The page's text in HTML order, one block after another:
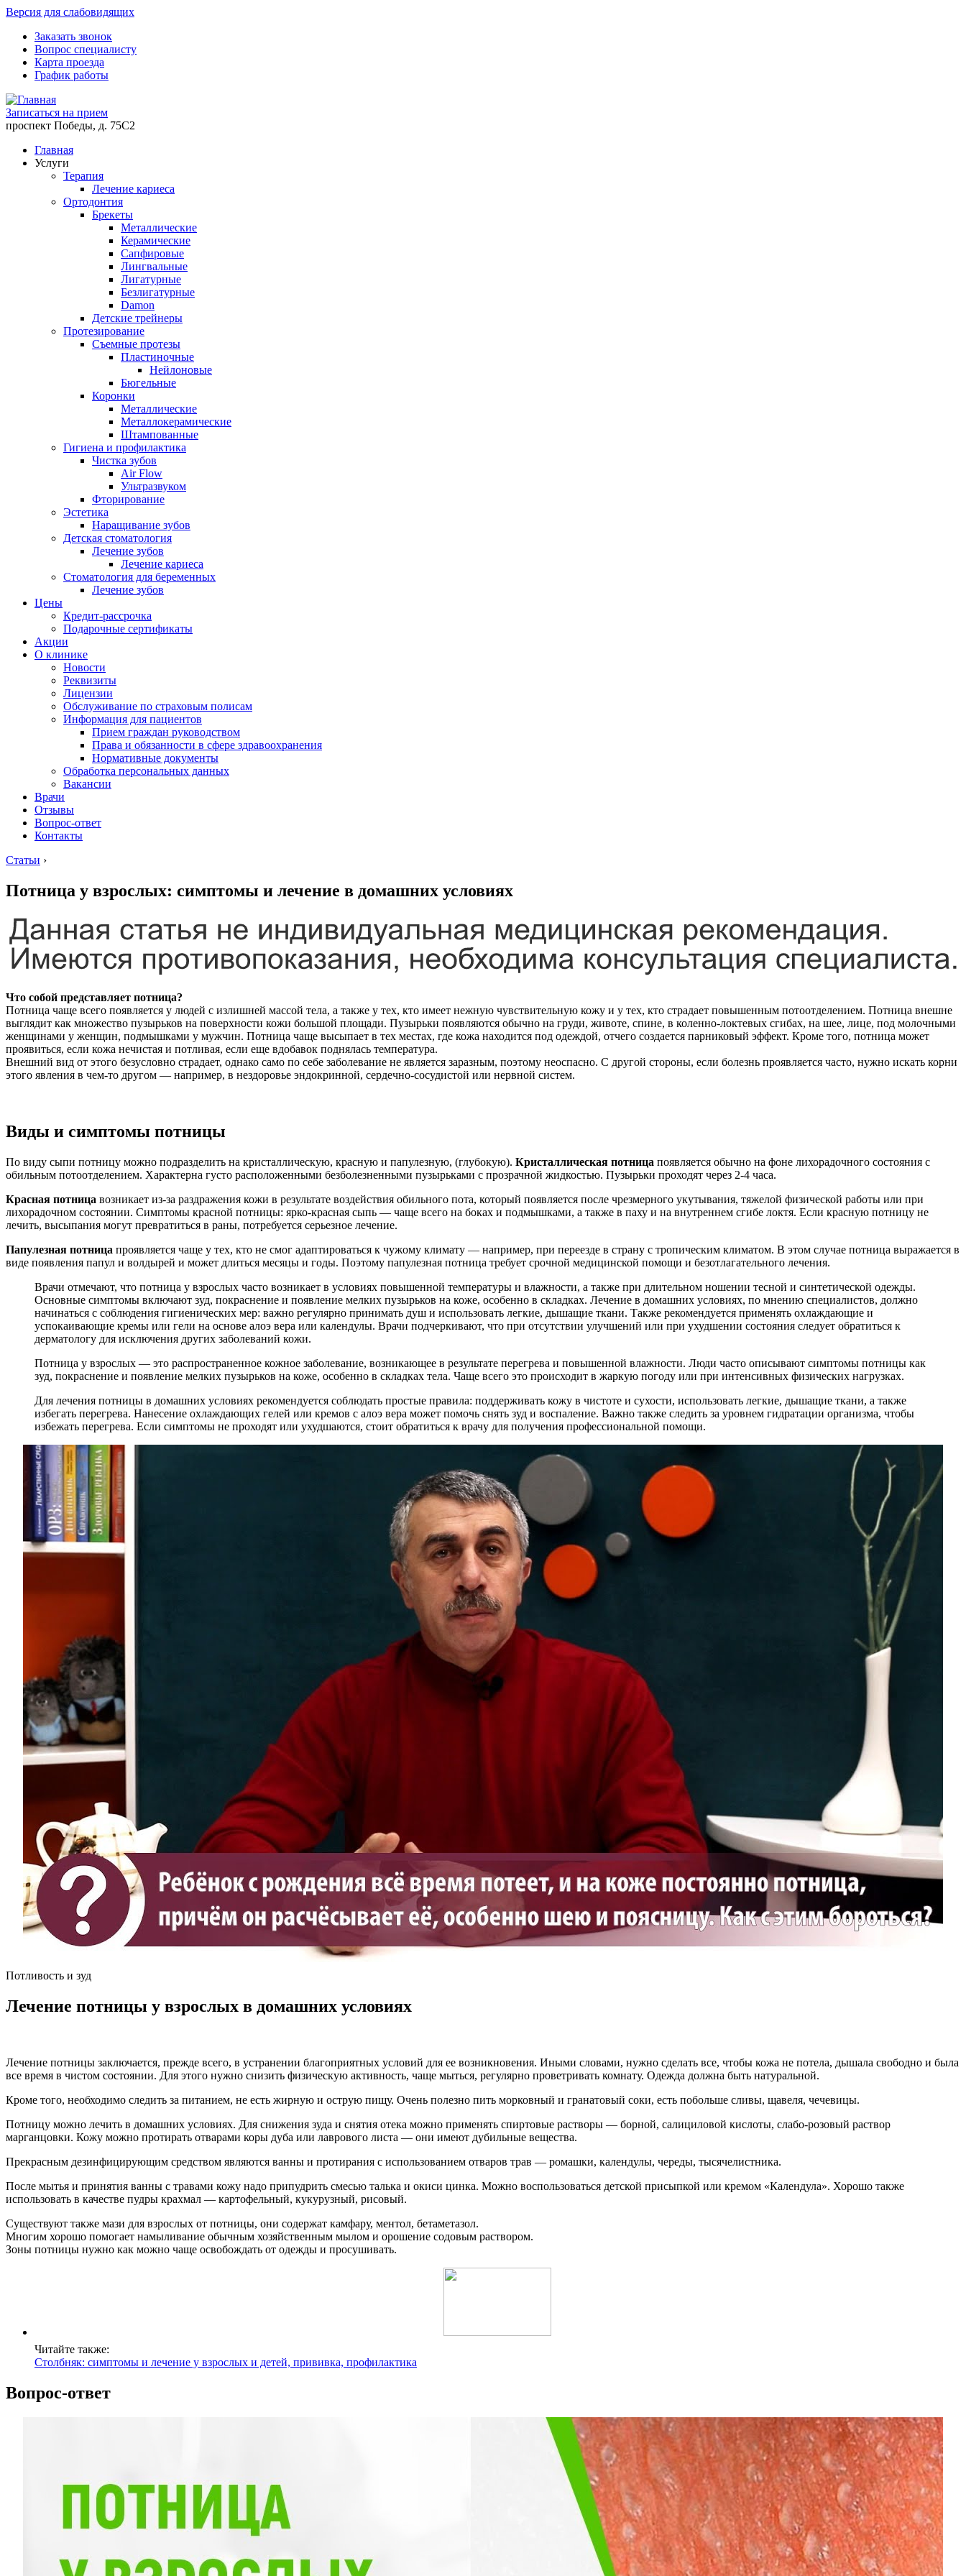
Версия для слабовидящих
Заказать звонок
Вопрос специалисту
Карта проезда
График работы
Записаться на прием
проспект Победы, д. 75C2
Главная
Услуги
Терапия
Лечение кариеса
Ортодонтия
Брекеты
Металлические
Керамические
Cапфировые
Лингвальные
Лигатурные
Безлигатурные
Damon
Детские трейнеры
Протезирование
Съемные протезы
Пластиночные
Нейлоновые
Бюгельные
Коронки
Металлические
Металлокерамические
Штампованные
Гигиена и профилактика
Чистка зубов
Air Flow
Ультразвуком
Фторирование
Эстетика
Наращивание зубов
Детская стоматология
Лечение зубов
Лечение кариеса
Стоматология для беременных
Лечение зубов
Цены
Кредит-рассрочка
Подарочные сертификаты
Акции
О клинике
Новости
Реквизиты
Лицензии
Обслуживание по страховым полисам
Информация для пациентов
Прием граждан руководством
Права и обязанности в сфере здравоохранения
Нормативные документы
Обработка персональных данных
Вакансии
Врачи
Отзывы
Вопрос-ответ
Контакты
Статьи ›
Потница у взрослых: симптомы и лечение в домашних условиях
Что собой представляет потница?
Потница чаще всего появляется у людей с излишней массой тела, а также у тех, кто имеет нежную чувствительную кожу и у тех, кто страдает повышенным потоотделением. Потница внешне
выглядит как множество пузырьков на поверхности кожи большой площади. Пузырьки появляются обычно на груди, животе, спине, в коленно-локтевых сгибах, на шее, лице, под молочными
женщинами у женщин, подмышками у мужчин. Потница чаще высыпает в тех местах, где кожа находится под одеждой, отчего создается парниковый эффект. Кроме того, потница может
проявиться, если кожа нечистая и потливая, если еще вдобавок поднялась температура.
Внешний вид от этого безусловно страдает, однако само по себе заболевание не является заразным, поэтому неоспасно. С другой стороны, если болезнь проявляется часто, нужно искать корни
этого явления в чем-то другом — например, в нездоровье эндокринной, сердечно-сосудистой или нервной систем.
Виды и симптомы потницы
По виду сыпи потницу можно подразделить на кристаллическую, красную и папулезную, (глубокую). Кристаллическая потница появляется обычно на фоне лихорадочного состояния с
обильным потоотделением. Характерна густо расположенными безболезненными пузырьками с прозрачной жидкостью. Пузырьки проходят через 2-4 часа.
Красная потница возникает из-за раздражения кожи в результате воздействия обильного пота, который появляется после чрезмерного укутывания, тяжелой физической работы или при
лихорадочном состоянии. Симптомы красной потницы: ярко-красная сыпь — чаще всего на боках и подмышками, а также в паху и на внутреннем сгибе локтя. Если красную потницу не
лечить, высыпания могут превратиться в раны, потребуется серьезное лечение.
Папулезная потница проявляется чаще у тех, кто не смог адаптироваться к чужому климату — например, при переезде в страну с тропическим климатом. В этом случае потница выражается в
виде появления папул и волдырей и может длиться месяцы и годы. Поэтому папулезная потница требует срочной медицинской помощи и безотлагательного лечения.
Врачи отмечают, что потница у взрослых часто возникает в условиях повышенной температуры и влажности, а также при длительном ношении тесной и синтетической одежды.
Основные симптомы включают зуд, покраснение и появление мелких пузырьков на коже, особенно в складках. Лечение в домашних условиях, по мнению специалистов, должно
начинаться с соблюдения гигиенических мер: важно регулярно принимать душ и использовать легкие, дышащие ткани. Также рекомендуется применять охлаждающие и
успокаивающие кремы или гели на основе алоэ вера или календулы. Врачи подчеркивают, что при отсутствии улучшений или при ухудшении состояния следует обратиться к
дерматологу для исключения других заболеваний кожи.
Потница у взрослых — это распространенное кожное заболевание, возникающее в результате перегрева и повышенной влажности. Люди часто описывают симптомы потницы как
зуд, покраснение и появление мелких пузырьков на коже, особенно в складках тела. Чаще всего это происходит в жаркую погоду или при интенсивных физических нагрузках.
Для лечения потницы в домашних условиях рекомендуется соблюдать простые правила: поддерживать кожу в чистоте и сухости, использовать легкие, дышащие ткани, а также
избегать перегрева. Нанесение охлаждающих гелей или кремов с алоэ вера может помочь снять зуд и воспаление. Важно также следить за уровнем гидратации организма, чтобы
избежать перегрева. Если симптомы не проходят или ухудшаются, стоит обратиться к врачу для получения профессиональной помощи.
Потливость и зуд
Лечение потницы у взрослых в домашних условиях
Лечение потницы заключается, прежде всего, в устранении благоприятных условий для ее возникновения. Иными словами, нужно сделать все, чтобы кожа не потела, дышала свободно и была
все время в чистом состоянии. Для этого нужно снизить физическую активность, чаще мыться, регулярно проветривать комнату. Одежда должна быть натуральной.
Кроме того, необходимо следить за питанием, не есть жирную и острую пищу. Очень полезно пить морковный и гранатовый соки, есть побольше сливы, щавеля, чечевицы.
Потницу можно лечить в домашних условиях. Для снижения зуда и снятия отека можно применять спиртовые растворы — борной, салициловой кислоты, слабо-розовый раствор
марганцовки. Кожу можно протирать отварами коры дуба или лаврового листа — они имеют дубильные вещества.
Прекрасным дезинфицирующим средством являются ванны и протирания с использованием отваров трав — ромашки, календулы, череды, тысячелистника.
После мытья и принятия ванны с травами кожу надо припудрить смесью талька и окиси цинка. Можно воспользоваться детской присыпкой или кремом «Календула». Хорошо также
использовать в качестве пудры крахмал — картофельный, кукурузный, рисовый.
Существуют также мази для взрослых от потницы, они содержат камфару, ментол, бетаметазол.
Многим хорошо помогает намыливание обычным хозяйственным мылом и орошение содовым раствором.
Зоны потницы нужно как можно чаще освобождать от одежды и просушивать.
Читайте также:
Столбняк: симптомы и лечение у взрослых и детей, прививка, профилактика
Вопрос-ответ